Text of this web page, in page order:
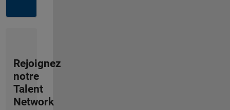
Rejoignez
notre
Talent
Network